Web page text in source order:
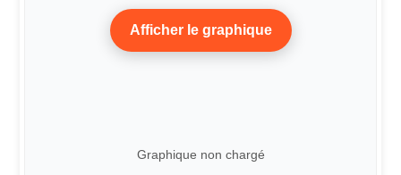
Afficher le graphique
Graphique non chargé